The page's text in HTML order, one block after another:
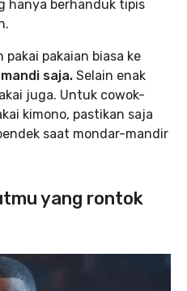
hanya berhanduk tipis
pakai pakaian biasa ke
saja. Selain enak
juga. Untuk cowok-
kimono, pastikan saja
saat mondar-mandir
yang rontok